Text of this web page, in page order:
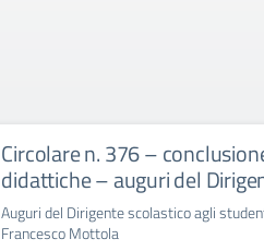
Circolare n. 376 –
didattiche – auguri del
Auguri del Dirigente scolastico agli
Francesco Mottola